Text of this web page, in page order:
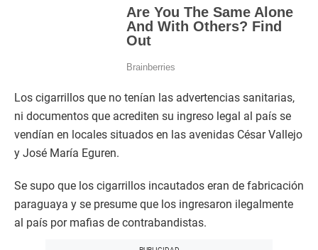
Los cigarrillos que no tenían las advertencias sanitarias,
ni documentos que acrediten su ingreso legal al país se
vendían en locales situados en las avenidas César Vallejo
y José María Eguren.
Se supo que los cigarrillos incautados eran de fabricación
paraguaya y se presume que los ingresaron ilegalmente
al país por mafias de contrabandistas.